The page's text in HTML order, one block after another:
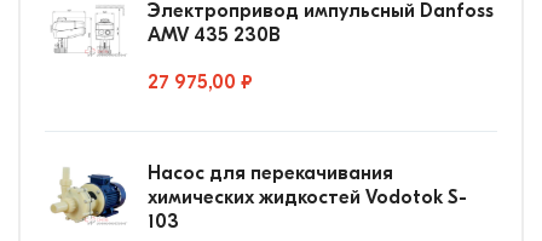
Электропривод импульсный Danfoss
AMV 435 230В
27 975,00 ₽
Насос для перекачивания
химических жидкостей Vodotok S-
103